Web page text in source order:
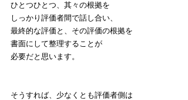
ひとつひとつ、其々の根拠を
しっかり評価者間で話し合い、
最終的な評価と、その評価の根拠を
書面にして整理することが
必要だと思います。
そうすれば、少なくとも評価者側は